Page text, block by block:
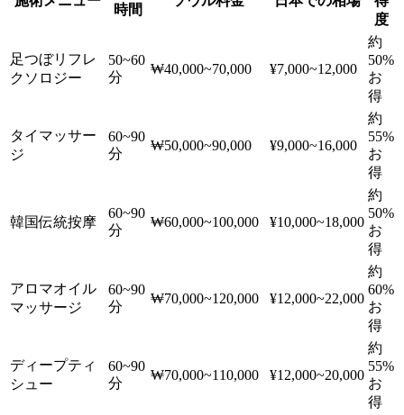
時間
度
足つぼリフレ
クソロジー
50~60
分
₩40,000~70,000 ¥7,000~12,000
約
50%
お
得
タイマッサー
ジ
60~90
分
₩50,000~90,000 ¥9,000~16,000
約
55%
お
得
韓国伝統按摩
60~90
分
₩60,000~100,000 ¥10,000~18,000
約
50%
お
得
アロマオイル
マッサージ
60~90
分
₩70,000~120,000 ¥12,000~22,000
約
60%
お
得
ディープティ
シュー
60~90
分
₩70,000~110,000 ¥12,000~20,000
約
55%
お
得